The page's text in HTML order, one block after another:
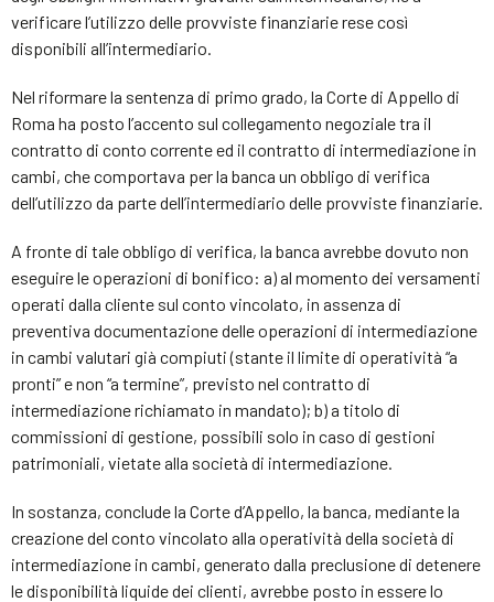
verificare l’utilizzo delle provviste finanziarie rese così
disponibili all’intermediario.
Nel riformare la sentenza di primo grado, la Corte di Appello di
Roma ha posto l’accento sul collegamento negoziale tra il
contratto di conto corrente ed il contratto di intermediazione in
cambi, che comportava per la banca un obbligo di verifica
dell’utilizzo da parte dell’intermediario delle provviste finanziarie.
A fronte di tale obbligo di verifica, la banca avrebbe dovuto non
eseguire le operazioni di bonifico: a) al momento dei versamenti
operati dalla cliente sul conto vincolato, in assenza di
preventiva documentazione delle operazioni di intermediazione
in cambi valutari già compiuti (stante il limite di operatività “a
pronti” e non “a termine”, previsto nel contratto di
intermediazione richiamato in mandato); b) a titolo di
commissioni di gestione, possibili solo in caso di gestioni
patrimoniali, vietate alla società di intermediazione.
In sostanza, conclude la Corte d’Appello, la banca, mediante la
creazione del conto vincolato alla operatività della società di
intermediazione in cambi, generato dalla preclusione di detenere
le disponibilità liquide dei clienti, avrebbe posto in essere lo